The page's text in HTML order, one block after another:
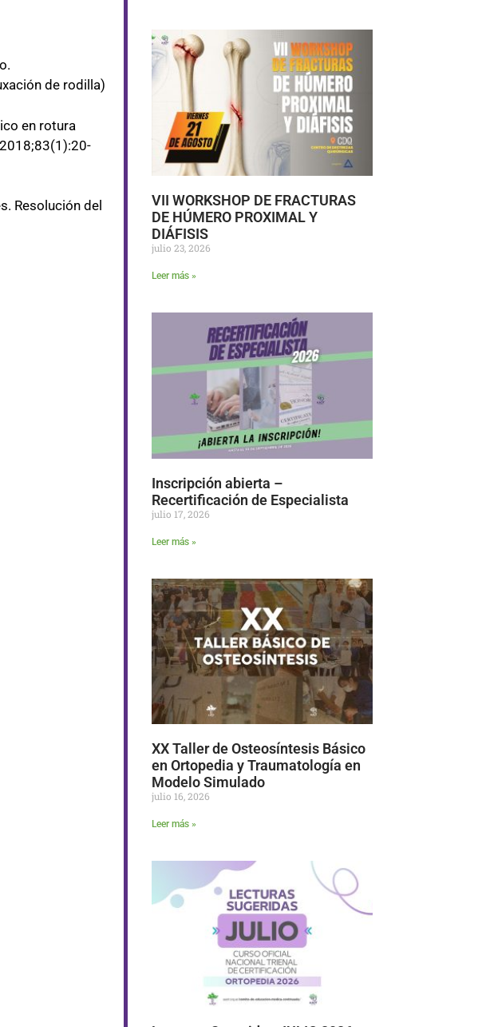
de rodilla)
en rotura
Resolución del
VII WORKSHOP DE FRACTURAS
DE HÚMERO PROXIMAL Y
DIÁFISIS
julio 23, 2026
Leer más »
Inscripción abierta –
Recertificación de Especialista
julio 17, 2026
Leer más »
XX Taller de Osteosíntesis Básico
en Ortopedia y Traumatología en
Modelo Simulado
julio 16, 2026
Leer más »